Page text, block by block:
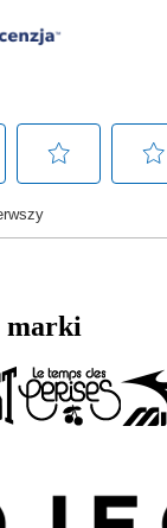
marki